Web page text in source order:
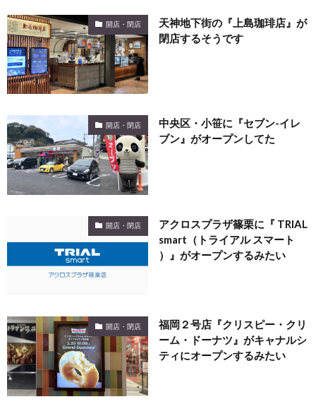
開店・閉店
天神地下街の『上島珈琲店』が
閉店するそうです
開店・閉店
中央区・小笹に『セブン-イレ
ブン』がオープンしてた
開店・閉店
アクロスプラザ篠栗に『 TRIAL
smart（トライアル スマート
）』がオープンするみたい
開店・閉店
福岡２号店『クリスピー・クリ
ーム・ドーナツ』がキャナルシ
ティにオープンするみたい